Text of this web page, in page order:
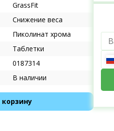
GrassFit
Снижение веса
Пиколинат хрома
Таблетки
0187314
В наличии